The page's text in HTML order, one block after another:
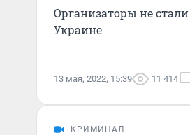
Организаторы не
Украине
13 мая, 2022, 15:39 11 414
КРИМИНАЛ